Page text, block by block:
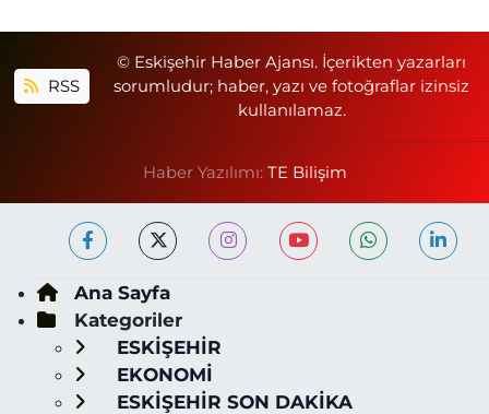
RSS
© Eskişehir Haber Ajansı. İçerikten yazarları
sorumludur; haber, yazı ve fotoğraflar izinsiz
kullanılamaz.
Haber Yazılımı: TE Bilişim
Ana Sayfa
Kategoriler
ESKİŞEHİR
EKONOMİ
ESKİŞEHİR SON DAKİKA